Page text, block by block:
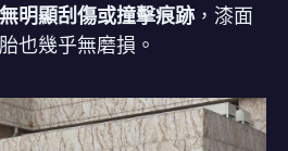
明顯刮傷或撞擊痕跡，漆面
也幾乎無磨損。